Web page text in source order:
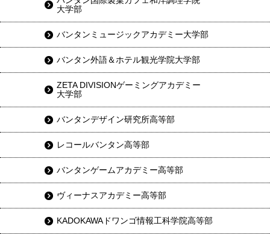
大学部
バンタンミュージックアカデミー大学部
バンタン外語＆ホテル観光学院大学部
ZETA DIVISIONゲーミングアカデミー
大学部
バンタンデザイン研究所高等部
レコールバンタン高等部
バンタンゲームアカデミー高等部
ヴィーナスアカデミー高等部
KADOKAWAドワンゴ情報工科学院高等部